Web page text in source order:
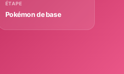
ÉTAPE
Pokémon de base